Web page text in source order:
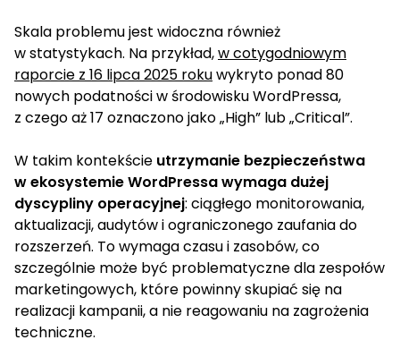
Skala problemu jest widoczna również
w statystykach. Na przykład,w cotygodniowym
raporcie z 16 lipca 2025 rokuwykryto ponad 80
nowych podatności w środowisku WordPressa,
z czego aż 17 oznaczono jako „High” lub „Critical”.
W takim kontekście utrzymanie bezpieczeństwa
w ekosystemie WordPressa wymaga dużej
dyscypliny operacyjnej: ciągłego monitorowania,
aktualizacji, audytów i ograniczonego zaufania do
rozszerzeń. To wymaga czasu i zasobów, co
szczególnie może być problematyczne dla zespołów
marketingowych, które powinny skupiać się na
realizacji kampanii, a nie reagowaniu na zagrożenia
techniczne.